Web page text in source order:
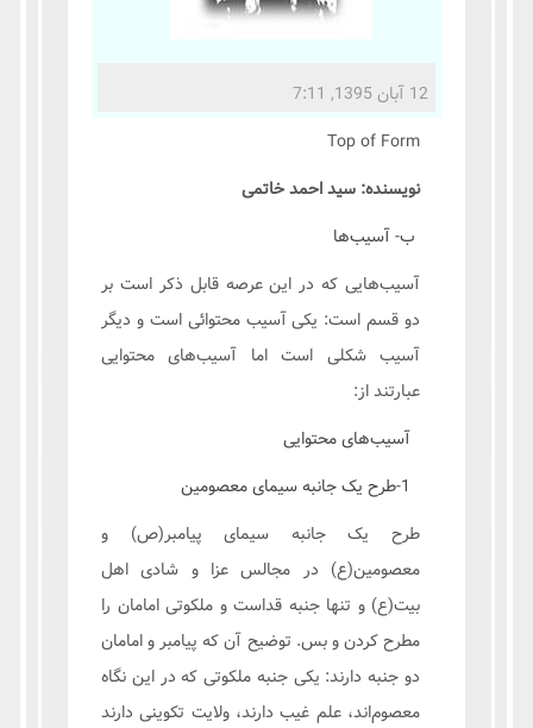
12 آبان 1395, 7:11
Top of Form
نویسنده: سید احمد خاتمی
ب- آسیب‌ها
آسیب‌هایی که در این عرصه قابل ذکر است بر
دو قسم است: یکی آسیب محتوائی است و دیگر
آسیب شکلی است اما آسیب‌های محتوایی
عبارتند از:
آسیب‌های محتوایی
طرح یک جانبه سیمای پیامبر(ص) و
معصومین(ع) در مجالس عزا و شادی اهل
بیت(ع) و تنها جنبه قداست و ملکوتی امامان را
مطرح کردن و بس. توضیح آن که پیامبر و امامان
دو جنبه دارند: یکی جنبه ملکوتی که در این نگاه
معصوم‌اند، علم غیب دارند، ولایت تکوینی دارند